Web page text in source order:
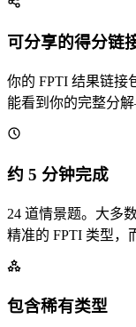
可分享的得分链
你的 FPTI 结果链接
能看到你的完整分
约 5 分钟完成
24 道情景题。大多
精准的 FPTI 类型，
包含稀有类型